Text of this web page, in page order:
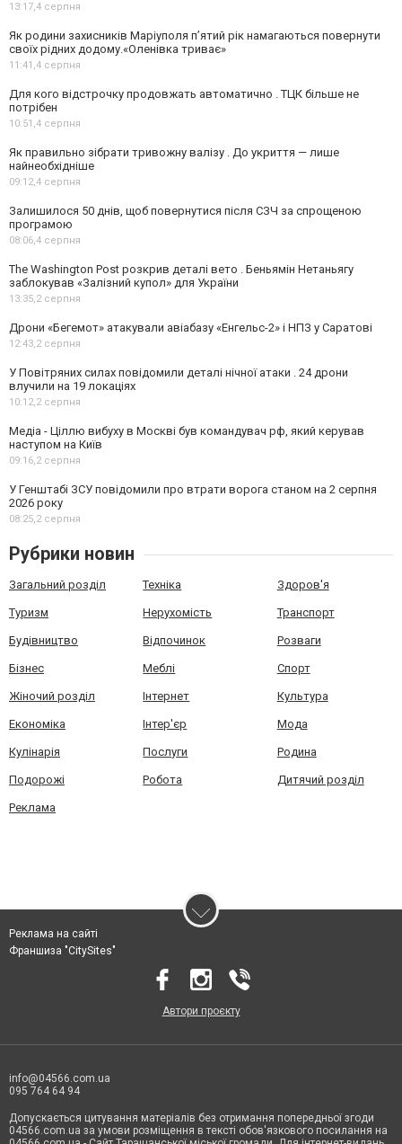
13:17,4 серпня
Як родини захисників Маріуполя пʼятий рік намагаються повернути
своїх рідних додому.«Оленівка триває»
11:41,4 серпня
Для кого відстрочку продовжать автоматично . ТЦК більше не
потрібен
10:51,4 серпня
Як правильно зібрати тривожну валізу . До укриття — лише
найнеобхідніше
09:12,4 серпня
Залишилося 50 днів, щоб повернутися після СЗЧ за спрощеною
програмою
08:06,4 серпня
The Washington Post розкрив деталі вето . Беньямін Нетаньягу
заблокував «Залізний купол» для України
13:35,2 серпня
Дрони «Бегемот» атакували авіабазу «Енгельс-2» і НПЗ у Саратові
12:43,2 серпня
У Повітряних силах повідомили деталі нічної атаки . 24 дрони
влучили на 19 локаціях
10:12,2 серпня
Медіа - Ціллю вибуху в Москві був командувач рф, який керував
наступом на Київ
09:16,2 серпня
У Генштабі ЗСУ повідомили про втрати ворога станом на 2 серпня
2026 року
08:25,2 серпня
Рубрики новин
Загальний розділ Техніка Здоров'я
Туризм Нерухомість Транспорт
Будівництво Відпочинок Розваги
Бізнес Меблі Спорт
Жіночий розділ Інтернет Культура
Економіка Інтер'єр Мода
Кулінарія Послуги Родина
Подорожі Робота Дитячий розділ
Реклама
Реклама на сайті
Франшиза "CitySites"
Автори проєкту
info@04566.com.ua
095 764 64 94
Допускається цитування матеріалів без отримання попередньої згоди
04566.com.ua за умови розміщення в тексті обов'язкового посилання на